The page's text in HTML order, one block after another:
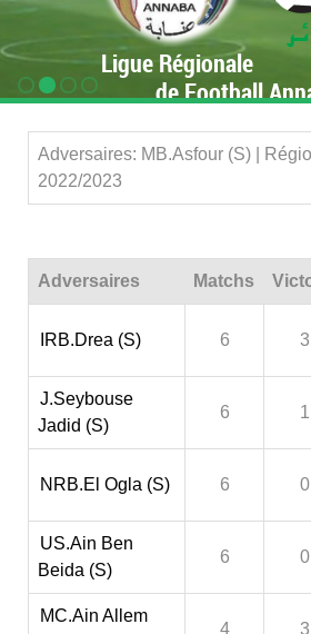
Ligue Régionale
de Football
Adversaires: MB.Asfour (S) |
2022/2023
Adversaires Matchs
IRB.Drea (S) 6 3
J.Seybouse
Jadid (S)
6 1
NRB.El Ogla (S) 6 0
US.Ain Ben
Beida (S)
6 0
MC.Ain Allem
4 3